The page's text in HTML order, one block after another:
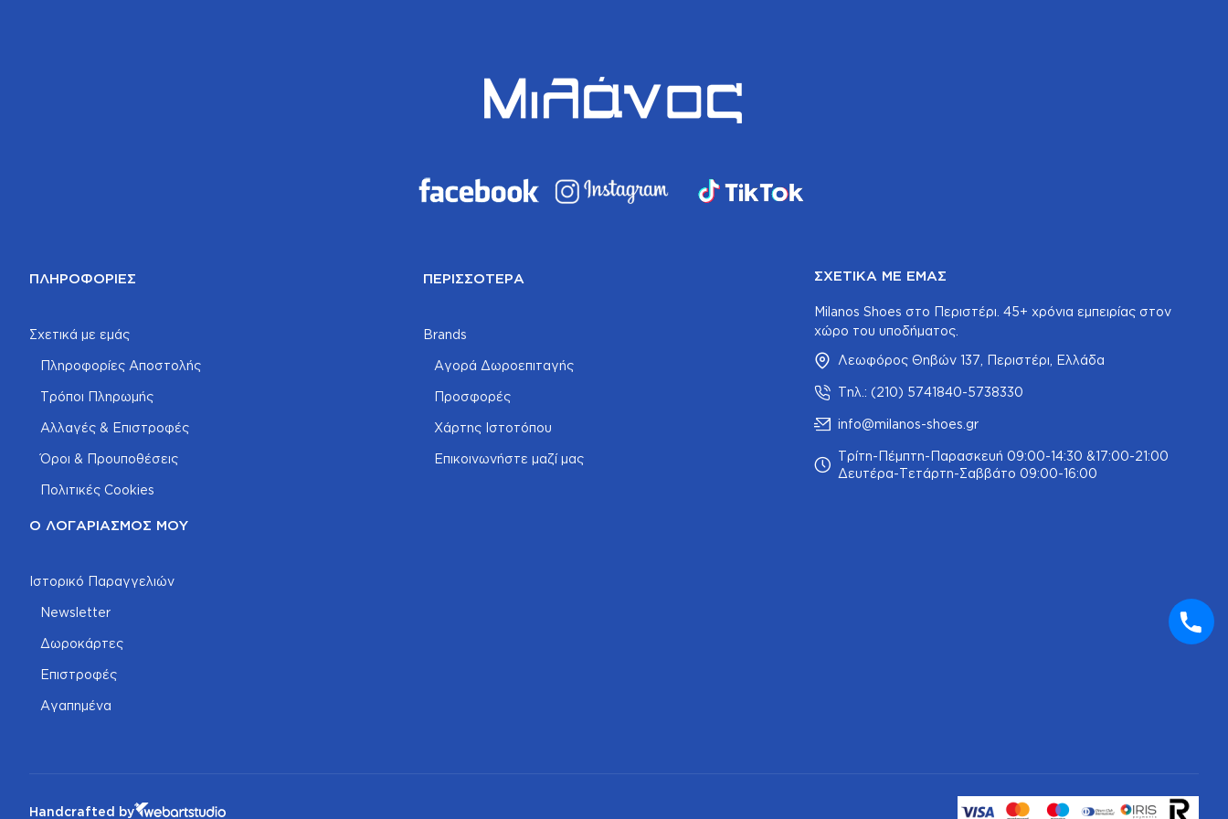
ΠΛΗΡΟΦΟΡΊΕΣ
Σχετικά με εμάς
Πληροφορίες Αποστολής
Τρόποι Πληρωμής
Αλλαγές & Επιστροφές
Όροι & Προυποθέσεις
Πολιτικές Cookies
ΠΕΡΙΣΣΌΤΕΡΑ
Brands
Αγορά Δωροεπιταγής
Προσφορές
Χάρτης Ιστοτόπου
Επικοινωνήστε μαζί μας
Ο ΛΟΓΑΡΙΑΣΜΌΣ ΜΟΥ
Ιστορικό Παραγγελιών
Newsletter
Δωροκάρτες
Επιστροφές
Αγαπημένα
ΣΧΕΤΙΚΆ ΜΕ ΕΜΆΣ
Milanos Shoes στο Περιστέρι. 45+ χρόνια εμπειρίας στον
χώρο του υποδήματος.
Λεωφόρος Θηβών 137, Περιστέρι, Ελλάδα
Τηλ.: (210) 5741840-5738330
info@milanos-shoes.gr
Τρίτη-Πέμπτη-Παρασκευή 09:00-14:30 &17:00-21:00
Δευτέρα-Τετάρτη-Σαββάτο 09:00-16:00
Handcrafted by